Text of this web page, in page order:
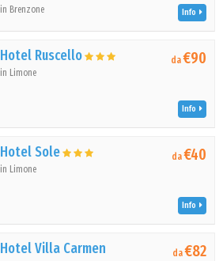
in Brenzone Info
Hotel Ruscello
in Limone
da€90
Info
Hotel Sole
in Limone
da€40
Info
Hotel Villa Carmen da€82